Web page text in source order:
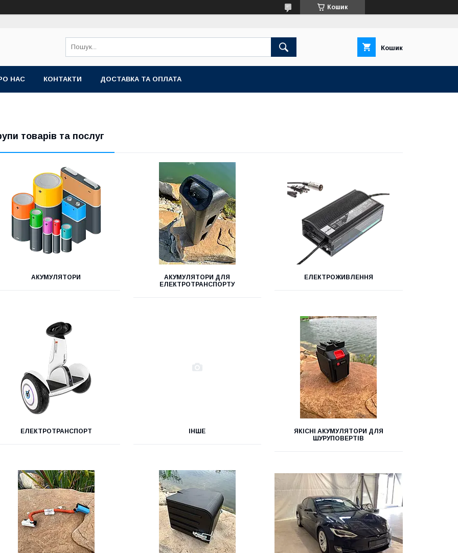
Кошик
Кошик
НАС КОНТАКТИ ДОСТАВКА ТА ОПЛАТА
товарів та послуг
АКУМУЛЯТОРИ
АКУМУЛЯТОРИ ДЛЯ
ЕЛЕКТРОТРАНСПОРТУ
ЕЛЕКТРОЖИВЛЕННЯ
ЕЛЕКТРОТРАНСПОРТ ІНШЕ
ЯКІСНІ АКУМУЛЯТОРИ ДЛЯ
ШУРУПОВЕРТІВ